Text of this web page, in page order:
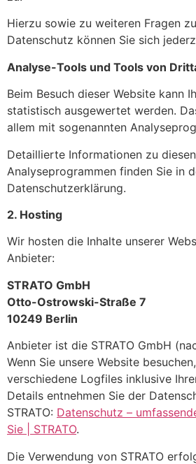
Hierzu sowie zu weiteren Fragen
Datenschutz können Sie sich
Analyse-Tools und Tools von
Beim Besuch dieser Website kann
statistisch ausgewertet werden.
allem mit sogenannten
Detaillierte Informationen zu diesen
Analyseprogrammen finden Sie in
Datenschutzerklärung.
2. Hosting
Wir hosten die Inhalte unserer
Anbieter:
STRATO GmbH
Otto-Ostrowski-Straße 7
10249 Berlin
Anbieter ist die STRATO GmbH
Wenn Sie unsere Website
verschiedene Logfiles inklusive
Details entnehmen Sie der
STRATO: Datenschutz –
Sie | STRATO.
Die Verwendung von STRATO